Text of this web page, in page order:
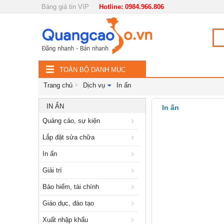
Bảng giá tin VIP Hotline: 0984.966.806
Nội, ngoại thất
Đồ gia dụng
Điện thoại, Viễn thông
Nhà và Đất
Dịch vụ
Quảng cáo, sự kiện
Lắp đặt sửa chữa
In ấn
Bảo hiểm, tài chính
Giáo dục, đào tạo
TOÀN BỘ DANH MỤC
Trang chủ Dịch vụ In ấn
IN ẤN
Quảng cáo, sự kiện
Lắp đặt sửa chữa
In ấn
Giải trí
Bảo hiểm, tài chính
Giáo dục, đào tạo
Xuất nhập khẩu
In ấn